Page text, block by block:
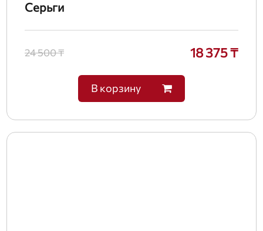
Серьги
24 500 ₸ 18 375 ₸
В корзину